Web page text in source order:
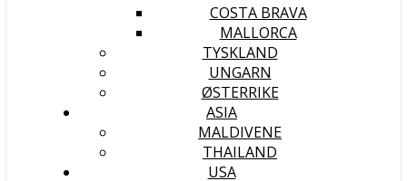
COSTA BRAVA
MALLORCA
TYSKLAND
UNGARN
ØSTERRIKE
ASIA
MALDIVENE
THAILAND
USA